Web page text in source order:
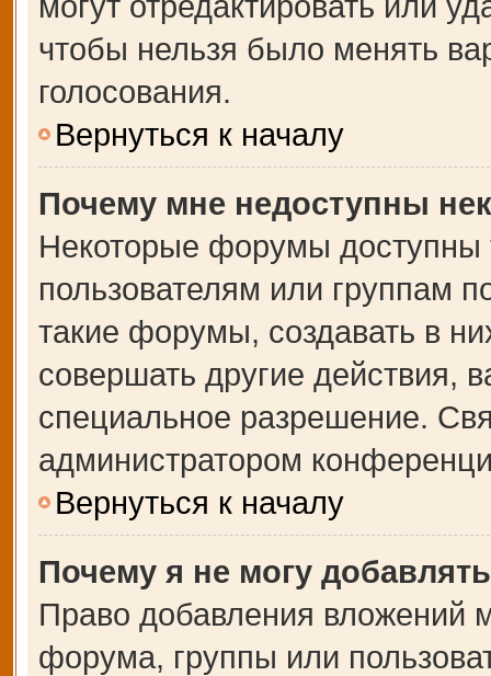
чтобы нельзя было менять
голосования.
Вернуться к началу
Почему мне недоступны
Некоторые форумы доступны
пользователям или группам
такие форумы, создавать в
совершать другие действия,
специальное разрешение.
администратором
Вернуться к началу
Почему я не могу
Право добавления вложений
форума, группы или